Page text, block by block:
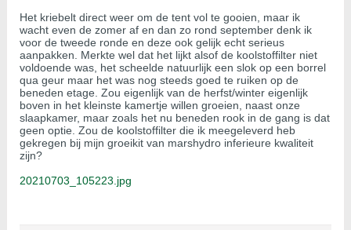
Het kriebelt direct weer om de tent vol te gooien, maar ik
wacht even de zomer af en dan zo rond september denk ik
voor de tweede ronde en deze ook gelijk echt serieus
aanpakken. Merkte wel dat het lijkt alsof de koolstoffilter niet
voldoende was, het scheelde natuurlijk een slok op een borrel
qua geur maar het was nog steeds goed te ruiken op de
beneden etage. Zou eigenlijk van de herfst/winter eigenlijk
boven in het kleinste kamertje willen groeien, naast onze
slaapkamer, maar zoals het nu beneden rook in de gang is dat
geen optie. Zou de koolstoffilter die ik meegeleverd heb
gekregen bij mijn groeikit van marshydro inferieure kwaliteit
zijn?
20210703_105223.jpg